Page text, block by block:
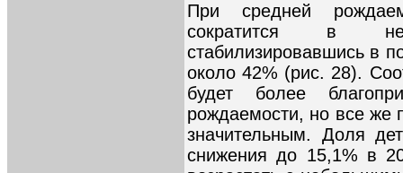
При средней
сократится в
стабилизировавшись в
около 42% (рис. 28).
будет более
рождаемости, но все же
значительным. Доля
снижения до 15,1% в